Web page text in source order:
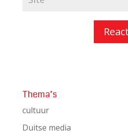
Thema’s
cultuur
Duitse media